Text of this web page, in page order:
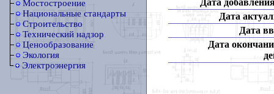
Мостостроение
Национальные стандарты
Строительство
Технический надзор
Ценообразование
Экология
Электроэнергия
Дата
Дата
Дата